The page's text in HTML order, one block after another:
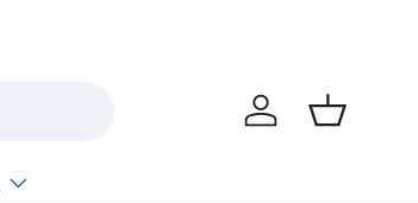
登入 購物籃